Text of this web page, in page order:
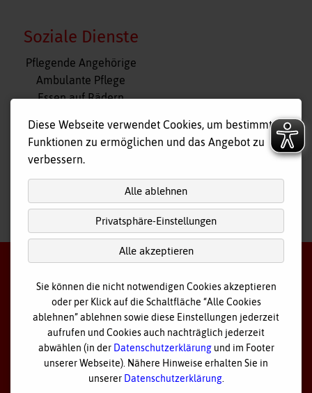
Soziale Dienste
Navigation
überspringen
Pflegende Angehörige
Ambulante Pflege
Essen auf Rädern
Tagespflege
Hausnotruf
nach oben
2026 Bayerisches Rotes Kreuz - Kreisverband Ostallgäu
Datenschutz
Cookie Einstellungen
Diese Webseite verwendet Cookies, um bestimmte
Funktionen zu ermöglichen und das Angebot zu
verbessern.
Alle ablehnen
Privatsphäre-Einstellungen
Alle akzeptieren
Sie können die nicht notwendigen Cookies akzeptieren
oder per Klick auf die Schaltfläche “Alle Cookies
ablehnen” ablehnen sowie diese Einstellungen jederzeit
aufrufen und Cookies auch nachträglich jederzeit
abwählen (in der Datenschutzerklärungund im Footer
unserer Webseite). Nähere Hinweise erhalten Sie in
unserer Datenschutzerklärung.